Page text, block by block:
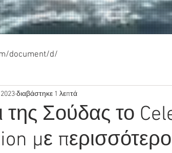
document/d/
της Σούδας το
με
διαβάστηκε 1 λεπτά